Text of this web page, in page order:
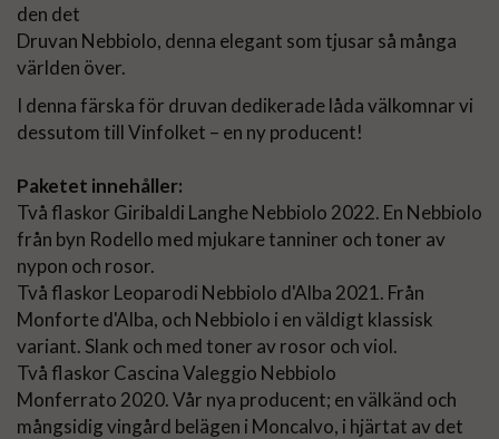
den det
Druvan Nebbiolo, denna elegant som tjusar så många
världen över.
I denna färska för druvan dedikerade låda välkomnar vi
dessutom till Vinfolket – en ny producent!
Paketet innehåller:
Två flaskor Giribaldi Langhe Nebbiolo 2022. En Nebbiolo
från byn Rodello med mjukare tanniner och toner av
nypon och rosor.
Två flaskor Leoparodi Nebbiolo d'Alba 2021. Från
Monforte d'Alba, och Nebbiolo i en väldigt klassisk
variant. Slank och med toner av rosor och viol.
Två flaskor Cascina Valeggio Nebbiolo
Monferrato 2020. Vår nya producent; en välkänd och
mångsidig vingård belägen i Moncalvo, i hjärtat av det